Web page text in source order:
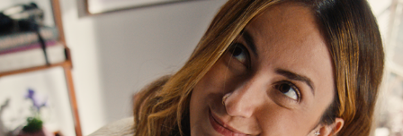
Nubank | 1 Tema, 1 Filme com Mari Palma
2025